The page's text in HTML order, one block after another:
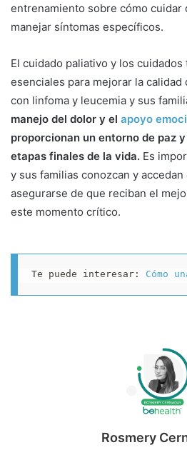
entrenamiento sobre cómo cuidar
manejar síntomas específicos.
El cuidado paliativo y los
esenciales para mejorar la
con linfoma y leucemia y sus
manejo del dolor y el apoyo
proporcionan un entorno de paz
etapas finales de la vida. Es
y sus familias conozcan y
asegurarse de que reciban el
este momento crítico.
Te puede interesar: Cómo
Rosmery